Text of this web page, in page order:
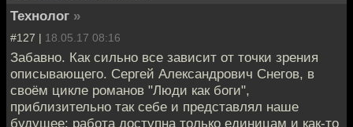
Технолог »
#127 | 18.05.17 08:16
Забавно. Как сильно все зависит от точки зрения
описывающего. Сергей Александрович Снегов, в
своём цикле романов "Люди как боги",
приблизительно так себе и представлял наше
будущее: работа доступна только единицам и как-то